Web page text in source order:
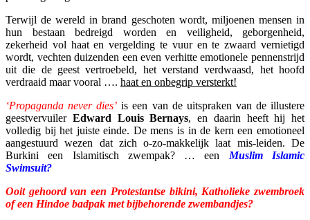
Terwijl de wereld in brand geschoten wordt, miljoenen mensen in
hun bestaan bedreigd worden en veiligheid, geborgenheid,
zekerheid vol haat en vergelding te vuur en te zwaard vernietigd
wordt, vechten duizenden een even verhitte emotionele pennenstrijd
uit die de geest vertroebeld, het verstand verdwaasd, het hoofd
verdraaid maar vooral …. haat en onbegrip versterkt!
‘Propaganda never dies’ is een van de uitspraken van de illustere
geestvervuiler Edward Louis Bernays, en daarin heeft hij het
volledig bij het juiste einde. De mens is in de kern een emotioneel
aangestuurd wezen dat zich o-zo-makkelijk laat mis-leiden. De
Burkini een Islamitisch zwempak? … een Muslim Islamic
Swimsuit?
Ooit gehoord van een Protestantse bikini, Katholieke zwembroek
of een Hindoe badpak met bijbehorende zwembandjes?